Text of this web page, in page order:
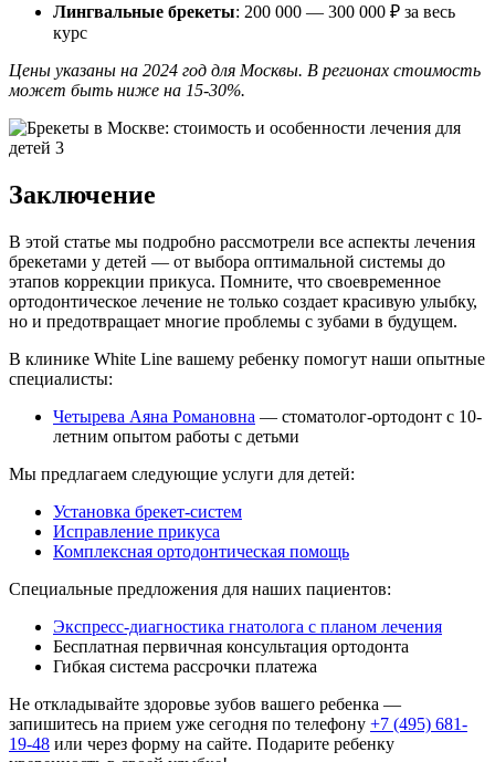
Лингвальные брекеты: 200 000 — 300 000 ₽ за весь
курс
Цены указаны на 2024 год для Москвы. В регионах стоимость
может быть ниже на 15-30%.
Заключение
В этой статье мы подробно рассмотрели все аспекты лечения
брекетами у детей — от выбора оптимальной системы до
этапов коррекции прикуса. Помните, что своевременное
ортодонтическое лечение не только создает красивую улыбку,
но и предотвращает многие проблемы с зубами в будущем.
В клинике White Line вашему ребенку помогут наши опытные
специалисты:
Четырева Аяна Романовна — стоматолог-ортодонт с 10-
летним опытом работы с детьми
Мы предлагаем следующие услуги для детей:
Установка брекет-систем
Исправление прикуса
Комплексная ортодонтическая помощь
Специальные предложения для наших пациентов:
Экспресс-диагностика гнатолога с планом лечения
Бесплатная первичная консультация ортодонта
Гибкая система рассрочки платежа
Не откладывайте здоровье зубов вашего ребенка —
запишитесь на прием уже сегодня по телефону +7 (495) 681-
19-48 или через форму на сайте. Подарите ребенку